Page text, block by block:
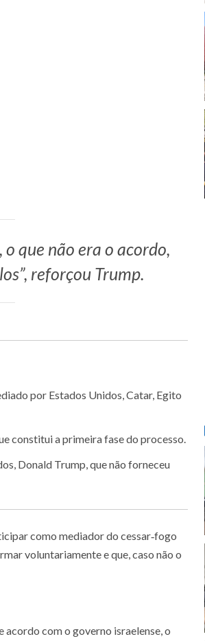
que não era o acordo,
reforçou Trump.
por Estados Unidos, Catar, Egito
constitui a primeira fase do processo.
Donald Trump, que não forneceu
como mediador do cessar‑fogo
voluntariamente e que, caso não o
acordo com o governo israelense, o